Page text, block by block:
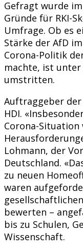
Gefragt wurde
Gründe für RKI-
Umfrage. Ob es
Stärke der AfD
Corona-Politik
machte, ist
umstritten.
Auftraggeber
HDI.
Corona-Situation
Lohmann, der
Deutschland.
zu neuen
waren
bewerten –
bis zu Schulen,
Wissenschaft.